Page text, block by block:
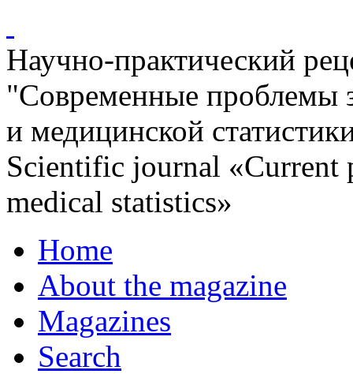
Научно-практический
"Современные проблемы
и медицинской
Scientific journal «Current
medical statistics»
Home
About the magazine
Magazines
Search